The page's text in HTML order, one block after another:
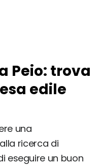
Peio: trova
edile
una
ricerca di
eseguire un buon